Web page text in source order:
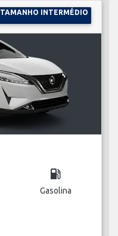
TAMANHO INTERMÉDIO
local_gas_station
Gasolina